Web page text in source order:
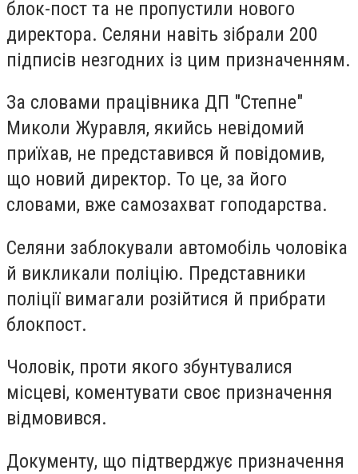
блок-пост та не пропустили нового
директора. Селяни навіть зібрали 200
підписів незгодних із цим призначенням.
За словами працівника ДП "Степне"
Миколи Журавля, якийсь невідомий
приїхав, не представився й повідомив,
що новий директор. То це, за його
словами, вже самозахват гоподарства.
Селяни заблокували автомобіль чоловіка
й викликали поліцію. Представники
поліції вимагали розійтися й прибрати
блокпост.
Чоловік, проти якого збунтувалися
місцеві, коментувати своє призначення
відмовився.
Документу, що підтверджує призначення